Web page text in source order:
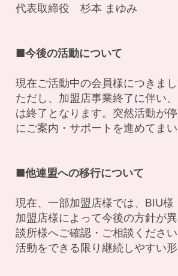
代表取締役 杉本 まゆみ
■今後の活動について
現在ご活動中の会員様につきま
ただし、加盟店事業終了に伴い
は終了となります。突然活動が
にご案内・サポートを進めてまい
■他連盟への移行について
現在、一部加盟店様では、BIU様
加盟店様によって今後の方針が
談所様へご確認・ご相談くださ
活動をできる限り継続しやすい